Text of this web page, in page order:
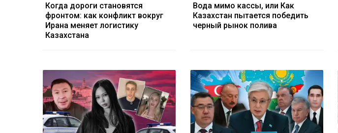
Когда дороги становятся
фронтом: как конфликт вокруг
Ирана меняет логистику
Казахстана
Вода мимо кассы, или Как
Казахстан пытается победить
черный рынок полива